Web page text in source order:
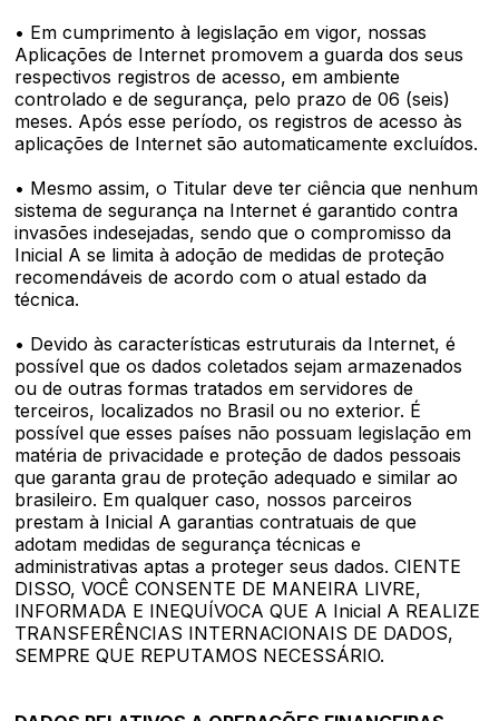
• Em cumprimento à legislação em vigor, nossas
Aplicações de Internet promovem a guarda dos seus
respectivos registros de acesso, em ambiente
controlado e de segurança, pelo prazo de 06 (seis)
meses. Após esse período, os registros de acesso às
aplicações de Internet são automaticamente excluídos.
• Mesmo assim, o Titular deve ter ciência que nenhum
sistema de segurança na Internet é garantido contra
invasões indesejadas, sendo que o compromisso da
Inicial A se limita à adoção de medidas de proteção
recomendáveis de acordo com o atual estado da
técnica.
• Devido às características estruturais da Internet, é
possível que os dados coletados sejam armazenados
ou de outras formas tratados em servidores de
terceiros, localizados no Brasil ou no exterior. É
possível que esses países não possuam legislação em
matéria de privacidade e proteção de dados pessoais
que garanta grau de proteção adequado e similar ao
brasileiro. Em qualquer caso, nossos parceiros
prestam à Inicial A garantias contratuais de que
adotam medidas de segurança técnicas e
administrativas aptas a proteger seus dados. CIENTE
DISSO, VOCÊ CONSENTE DE MANEIRA LIVRE,
INFORMADA E INEQUÍVOCA QUE A Inicial A REALIZE
TRANSFERÊNCIAS INTERNACIONAIS DE DADOS,
SEMPRE QUE REPUTAMOS NECESSÁRIO.